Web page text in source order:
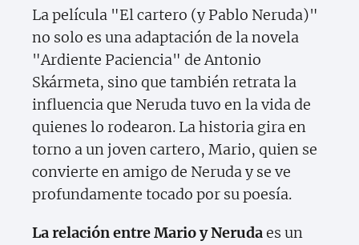
La película "El cartero (y Pablo Neruda)"
no solo es una adaptación de la novela
"Ardiente Paciencia" de Antonio
Skármeta, sino que también retrata la
influencia que Neruda tuvo en la vida de
quienes lo rodearon. La historia gira en
torno a un joven cartero, Mario, quien se
convierte en amigo de Neruda y se ve
profundamente tocado por su poesía.
La relación entre Mario y Nerudaes un